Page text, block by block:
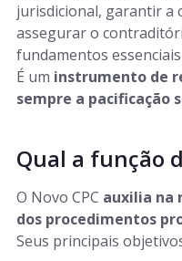
jurisdicional, garantir a
assegurar o
fundamentos
É um instrumento de
sempre a pacificação
Qual a função
O Novo CPC auxilia na
dos procedimentos
Seus principais